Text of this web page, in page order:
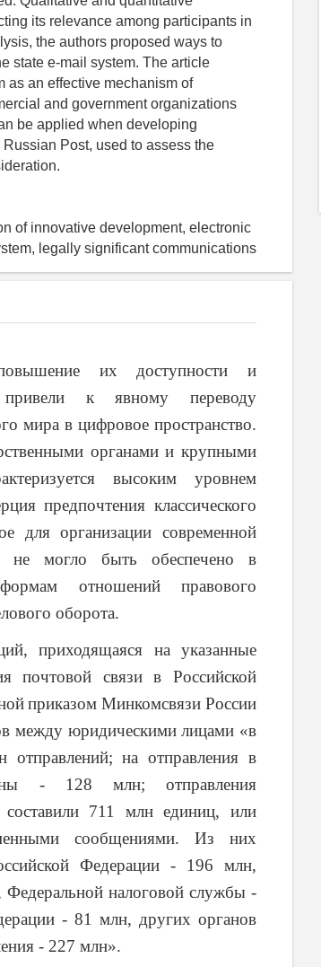
its relevance among participants in
the authors proposed ways to
state e-mail system. The article
as an effective mechanism of
and government organizations
be applied when developing
Post, used to assess the
of innovative development, electronic
legally significant communications
их доступности и
к явному переводу
мира в цифровое пространство.
органами и крупными
высоким уровнем
предпочтения классического
для организации современной
не могло быть обеспечено в
отношений правового
оборота.
приходящаяся на указанные
почтовой связи в Российской
приказом Минкомсвязи России
между юридическими лицами «в
на отправления в
- 128 млн; отправления
составили 711 млн единиц, или
сообщениями. Из них
Федерации - 196 млн,
Федеральной налоговой службы -
- 81 млн, других органов
- 227 млн».